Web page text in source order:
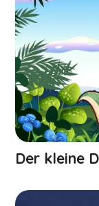
Der kleine